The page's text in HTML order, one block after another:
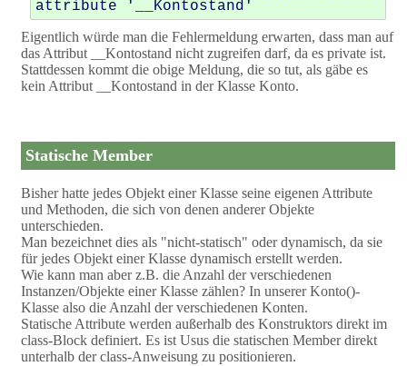
Eigentlich würde man die Fehlermeldung erwarten, dass man auf
das Attribut __Kontostand nicht zugreifen darf, da es private ist.
Stattdessen kommt die obige Meldung, die so tut, als gäbe es
kein Attribut __Kontostand in der Klasse Konto.
Statische Member
Bisher hatte jedes Objekt einer Klasse seine eigenen Attribute
und Methoden, die sich von denen anderer Objekte
unterschieden.
Man bezeichnet dies als "nicht-statisch" oder dynamisch, da sie
für jedes Objekt einer Klasse dynamisch erstellt werden.
Wie kann man aber z.B. die Anzahl der verschiedenen
Instanzen/Objekte einer Klasse zählen? In unserer Konto()-
Klasse also die Anzahl der verschiedenen Konten.
Statische Attribute werden außerhalb des Konstruktors direkt im
class-Block definiert. Es ist Usus die statischen Member direkt
unterhalb der class-Anweisung zu positionieren.